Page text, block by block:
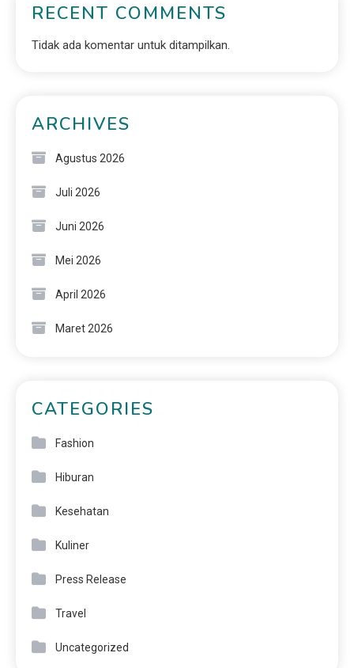
RECENT COMMENTS
Tidak ada komentar untuk ditampilkan.
ARCHIVES
Agustus 2026
Juli 2026
Juni 2026
Mei 2026
April 2026
Maret 2026
CATEGORIES
Fashion
Hiburan
Kesehatan
Kuliner
Press Release
Travel
Uncategorized